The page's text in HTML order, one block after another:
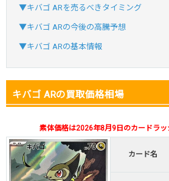
・atone・ペイディ対応！
オリくじ
・新規登録で無料100連で
TVCM記念！激
オリくじ公
▼キバゴ ARを売るべきタイミング
▼キバゴ ARの今後の高騰予想
▼キバゴ ARの基本情報
キバゴ ARの買取価格相場
素体価格は2026年8月9日のカードラ
カード名